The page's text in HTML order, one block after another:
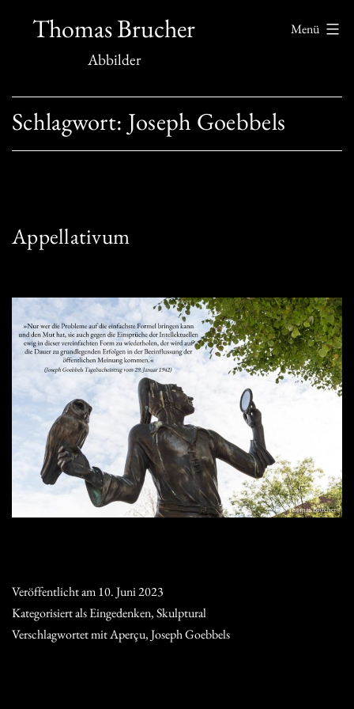
InhaltThomas Brucher
Abbilder
Menü
Schlagwort: Joseph Goebbels
Appellativum
Veröffentlicht am10. Juni 2023
Kategorisiert alsEingedenken,Skulptural
Verschlagwortet mitAperçu,Joseph Goebbels